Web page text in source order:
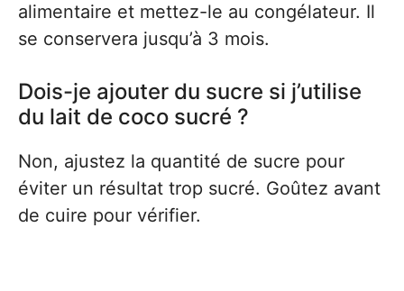
alimentaire et mettez-le au congélateur. Il
se conservera jusqu’à 3 mois.
Dois-je ajouter du sucre si j’utilise
du lait de coco sucré ?
Non, ajustez la quantité de sucre pour
éviter un résultat trop sucré. Goûtez avant
de cuire pour vérifier.